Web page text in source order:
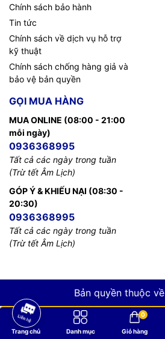
Chính sách bảo hành
Tin tức
Chính sách về dịch vụ hỗ trợ
kỹ thuật
Chính sách chống hàng giả và
bảo vệ bản quyền
GỌI MUA HÀNG
MUA ONLINE (08:00 - 21:00
mỗi ngày)
0936368995
Tất cả các ngày trong tuần
(Trừ tết Âm Lịch)
GÓP Ý & KHIẾU NẠI (08:30 -
20:30)
0936368995
Tất cả các ngày trong tuần
(Trừ tết Âm Lịch)
Bản quyền thuộc về
Trang chủ Danh mục Giỏ hàng
0